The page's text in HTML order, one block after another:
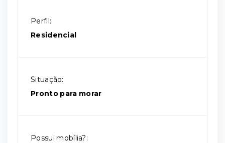
Perfil:
Residencial
Situação:
Pronto para morar
Possui mobília?: